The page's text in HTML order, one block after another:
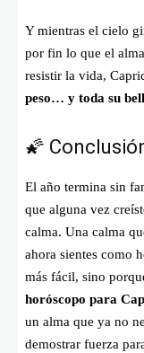
Y mientras el cielo
por fin lo que el
resistir la vida,
peso… y toda su
🌠
El año termina sin
que alguna vez
calma. Una calma
ahora sientes como
más fácil, sino
horóscopo para
un alma que ya no
demostrar fuerza